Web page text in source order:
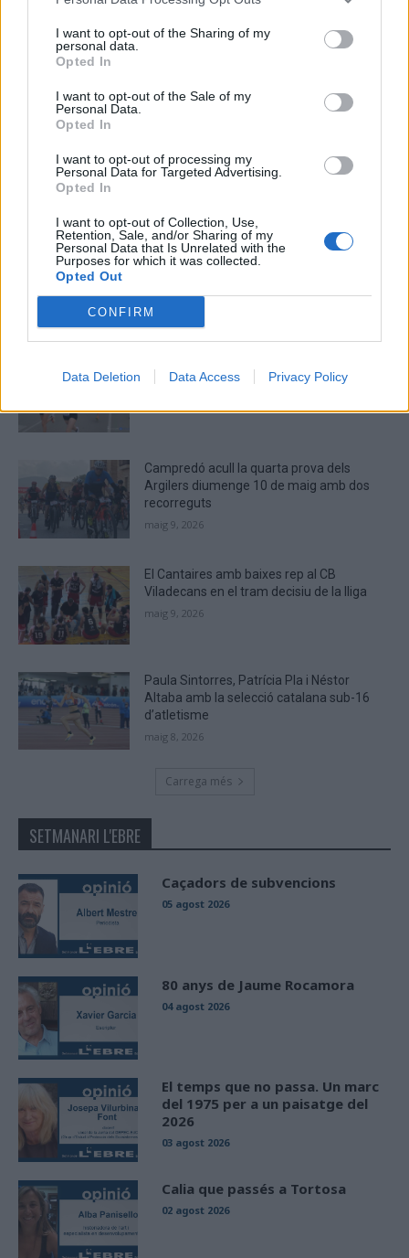
I want to opt-out of the Sharing of my
personal data.
Opted In
I want to opt-out of the Sale of my
Personal Data.
Opted In
I want to opt-out of processing my
Personal Data for Targeted Advertising.
Opted In
I want to opt-out of Collection, Use,
Retention, Sale, and/or Sharing of my
Personal Data that Is Unrelated with the
Purposes for which it was collected.
Opted Out
CONFIRM
Data Deletion Data Access Privacy Policy
aquest navegador per a la propera vegada que comenti.
characters
CAPTCHA
you
ÚLTIMES NOTÍCIES
de la Running Sèries Terres de l’Ebre
Campredó acull la quarta prova dels
Argilers diumenge 10 de maig amb dos
recorreguts
maig 9, 2026
El Cantaires amb baixes rep al CB
Viladecans en el tram decisiu de la lliga
maig 9, 2026
Paula Sintorres, Patrícia Pla i Néstor
Altaba amb la selecció catalana sub-16
d’atletisme
maig 8, 2026
Carrega més
SETMANARI L'EBRE
Caçadors de subvencions
05 agost 2026
80 anys de Jaume Rocamora
04 agost 2026
El temps que no passa. Un marc
del 1975 per a un paisatge del
2026
03 agost 2026
Calia que passés a Tortosa
02 agost 2026